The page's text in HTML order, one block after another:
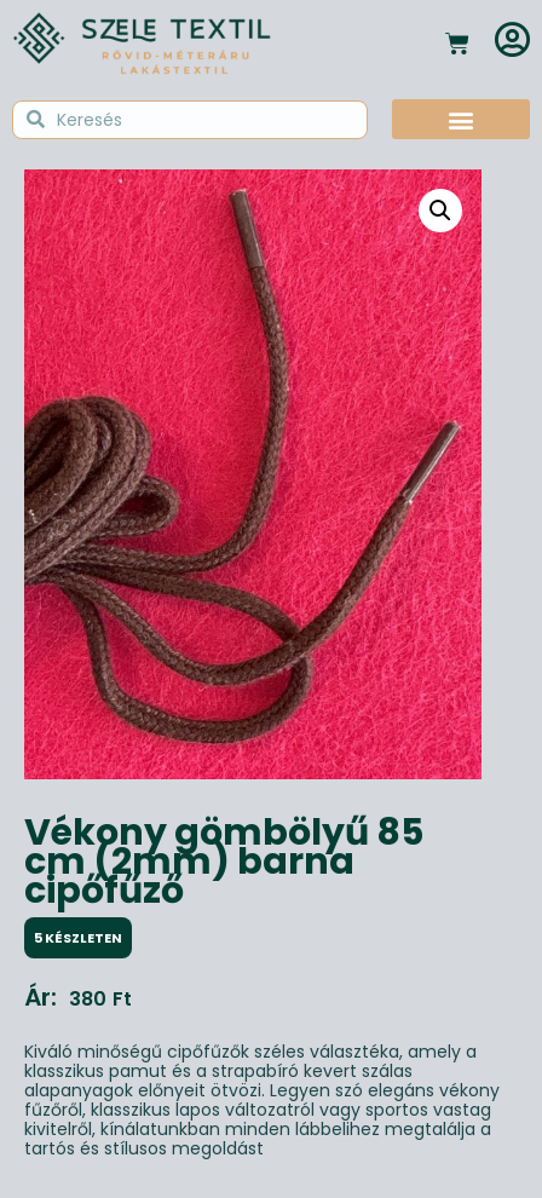
Vékony gömbölyű 85
cm (2mm) barna
cipőfűző
5 KÉSZLETEN
Ár: 380 Ft
Kiváló minőségű cipőfűzők széles választéka, amely a
klasszikus pamut és a strapabíró kevert szálas
alapanyagok előnyeit ötvözi. Legyen szó elegáns vékony
fűzőről, klasszikus lapos változatról vagy sportos vastag
kivitelről, kínálatunkban minden lábbelihez megtalálja a
tartós és stílusos megoldást